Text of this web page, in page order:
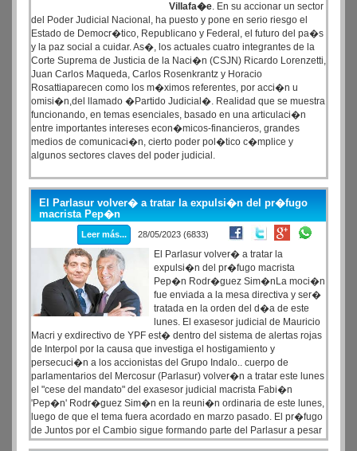
Villafa�e. En su accionar un sector
del Poder Judicial Nacional, ha puesto y pone en serio riesgo el
Estado de Democr�tico, Republicano y Federal, el futuro del pa�s
y la paz social a cuidar. As�, los actuales cuatro integrantes de la
Corte Suprema de Justicia de la Naci�n (CSJN) Ricardo Lorenzetti,
Juan Carlos Maqueda, Carlos Rosenkrantz y Horacio
Rosattiaparecen como los m�ximos referentes, por acci�n u
omisi�n,del llamado �Partido Judicial�. Realidad que se muestra
funcionando, en temas esenciales, basado en una articulaci�n
entre importantes intereses econ�micos-financieros, grandes
medios de comunicaci�n, cierto poder pol�tico c�mplice y
algunos sectores claves del poder judicial.
El Parlasur volver� a tratar la expulsi�n del pr�fugo
macrista Pep�n
Leer más... 28/05/2023 (6833)
El Parlasur volver� a tratar la
expulsi�n del pr�fugo macrista
Pep�n Rodr�guez Sim�nLa moci�n
fue enviada a la mesa directiva y ser�
tratada en la orden del d�a de este
lunes. El exasesor judicial de Mauricio
Macri y exdirectivo de YPF est� dentro del sistema de alertas rojas
de Interpol por la causa que investiga el hostigamiento y
persecuci�n a los accionistas del Grupo Indalo.. cuerpo de
parlamentarios del Mercosur (Parlasur) volver�n a tratar este lunes
el "cese del mandato" del exasesor judicial macrista Fabi�n
'Pep�n' Rodr�guez Sim�n en la reuni�n ordinaria de este lunes,
luego de que el tema fuera acordado en marzo pasado. El pr�fugo
de Juntos por el Cambio sigue formando parte del Parlasur a pesar
de que rige sobre su persona una alerta roja de Interpol por una